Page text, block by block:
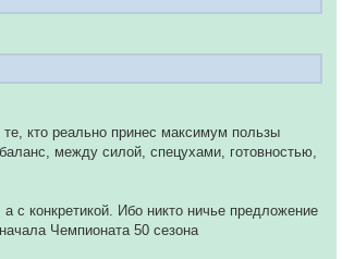
кто реально принес максимум пользы
между силой, спецухами, готовностью,
с конкретикой. Ибо никто ничье предложение
Чемпионата 50 сезона